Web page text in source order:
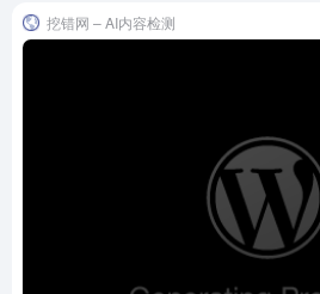
挖错网 – AI内容检测